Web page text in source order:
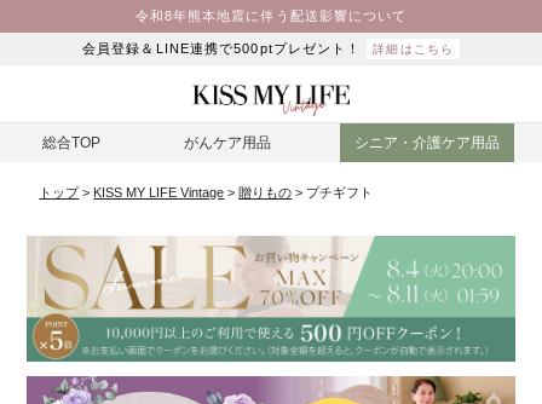
令和8年熊本地震に伴う配送影響について
会員登録＆LINE連携で500ptプレゼント！ 詳細はこちら
総合TOP がんケア用品 シニア・介護ケア用品
トップ KISS MY LIFE Vintage 贈りもの プチギフト